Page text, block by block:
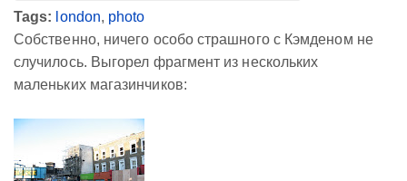
Tags: london, photo
Собственно, ничего особо страшного с Кэмденом не
случилось. Выгорел фрагмент из нескольких
маленьких магазинчиков: